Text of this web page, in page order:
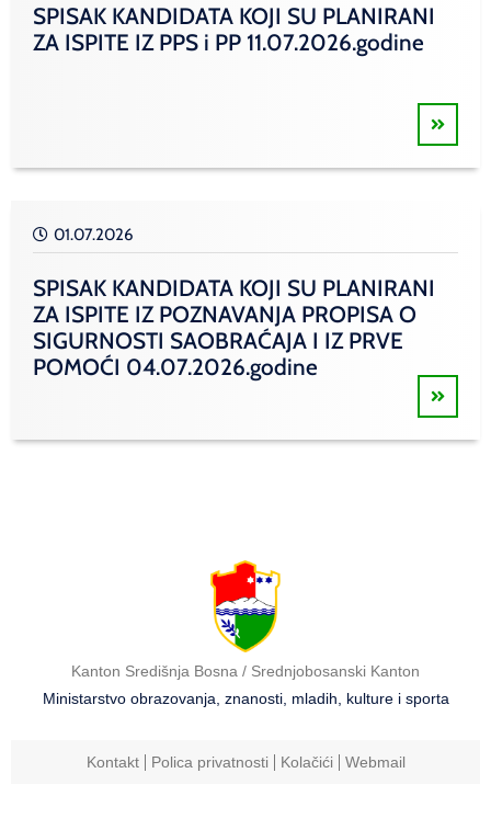
SPISAK KANDIDATA KOJI SU PLANIRANI
ZA ISPITE IZ PPS i PP 11.07.2026.godine
01.07.2026
SPISAK KANDIDATA KOJI SU PLANIRANI
ZA ISPITE IZ POZNAVANJA PROPISA O
SIGURNOSTI SAOBRAĆAJA I IZ PRVE
POMOĆI 04.07.2026.godine
Kanton Središnja Bosna / Srednjobosanski Kanton
Ministarstvo obrazovanja, znanosti, mladih, kulture i sporta
Kontakt Polica privatnosti Kolačići Webmail